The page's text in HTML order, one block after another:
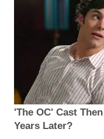
'The OC' Cast
Years Later?